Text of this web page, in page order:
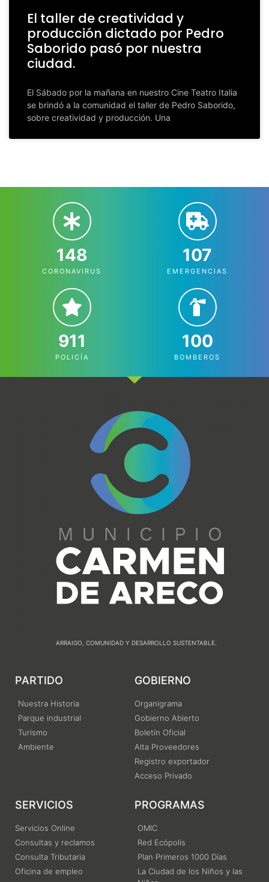
El taller de creatividad y
producción dictado por Pedro
Saborido pasó por nuestra
ciudad.
El Sábado por la mañana en nuestro Cine Teatro Italia
se brindó a la comunidad el taller de Pedro Saborido,
sobre creatividad y producción. Una
148
CORONAVIRUS
107
EMERGENCIAS
911
POLICÍA
100
BOMBEROS
ARRAIGO, COMUNIDAD Y DESARROLLO SUSTENTABLE.
PARTIDO
Nuestra Historia
Parque industrial
Turismo
Ambiente
GOBIERNO
Organigrama
Gobierno Abierto
Boletín Oficial
Alta Proveedores
Registro exportador
Acceso Privado
SERVICIOS
Servicios Online
Consultas y reclamos
Consulta Tributaria
Oficina de empleo
PROGRAMAS
OMIC
Red Ecópolis
Plan Primeros 1000 Días
La Ciudad de los Niños y las